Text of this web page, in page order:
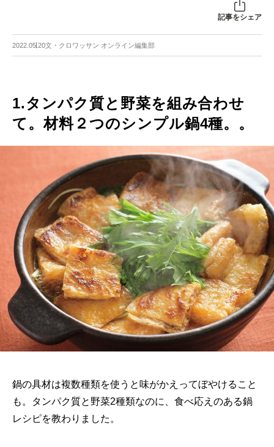
記事をシェア
2022.05.20文・クロワッサン オンライン編集部
1.タンパク質と野菜を組み合わせ
て。材料２つのシンプル鍋4種。。
鍋の具材は複数種類を使うと味がかえってぼやけること
も。タンパク質と野菜2種類なのに、食べ応えのある鍋
レシピを教わりました。